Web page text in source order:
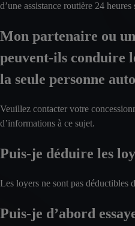
d’une assistance routière 24 heures
Mon partenaire ou
peuvent-ils conduire
la seule personne
Veuillez contacter votre
d’informations à ce sujet.
Puis-je déduire les
Les loyers ne sont pas déductibles
Puis-je d’abord